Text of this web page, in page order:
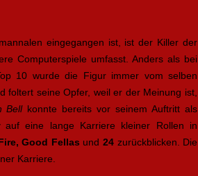
eingegangen ist, ist der Killer der
Computerspiele umfasst. Anders als bei
10 wurde die Figur immer vom selben
foltert seine Opfer, weil er der Meinung ist,
Bellkonnte bereits vor seinem Auftritt als
auf eine lange Karriere kleiner Rollen in
Good Fellas und 24 zurückblicken. Die
Karriere.